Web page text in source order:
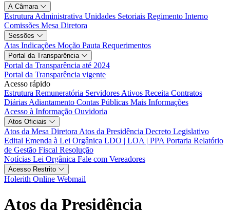
A Câmara
Estrutura Administrativa Unidades Setoriais Regimento Interno
Comissões Mesa Diretora
Sessões
Atas Indicações Moção Pauta Requerimentos
Portal da Transparência
Portal da Transparência até 2024
Portal da Transparência vigente
Acesso rápido
Estrutura Remuneratória Servidores Ativos Receita Contratos
Diárias Adiantamento Contas Públicas Mais Informações
Acesso à Informação Ouvidoria
Atos Oficiais
Atos da Mesa Diretora Atos da Presidência Decreto Legislativo
Edital Emenda à Lei Orgânica LDO | LOA | PPA Portaria Relatório
de Gestão Fiscal Resolução
Notícias Lei Orgânica Fale com Vereadores
Acesso Restrito
Holerith Online Webmail
Atos da Presidência